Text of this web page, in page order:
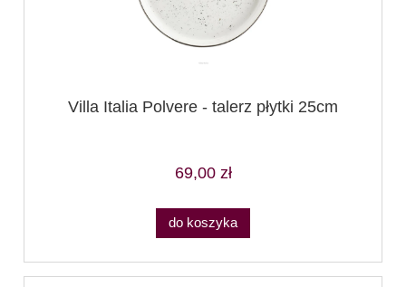
Villa Italia Polvere - talerz płytki 25cm
69,00 zł
do koszyka